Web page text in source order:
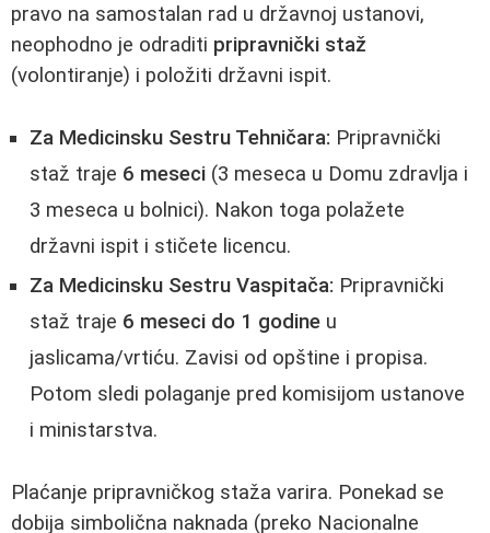
pravo na samostalan rad u državnoj ustanovi,
neophodno je odraditi pripravnički staž
(volontiranje) i položiti državni ispit.
Za Medicinsku Sestru Tehničara: Pripravnički
staž traje 6 meseci (3 meseca u Domu zdravlja i
3 meseca u bolnici). Nakon toga polažete
državni ispit i stičete licencu.
Za Medicinsku Sestru Vaspitača: Pripravnički
staž traje 6 meseci do 1 godine u
jaslicama/vrtiću. Zavisi od opštine i propisa.
Potom sledi polaganje pred komisijom ustanove
i ministarstva.
Plaćanje pripravničkog staža varira. Ponekad se
dobija simbolična naknada (preko Nacionalne